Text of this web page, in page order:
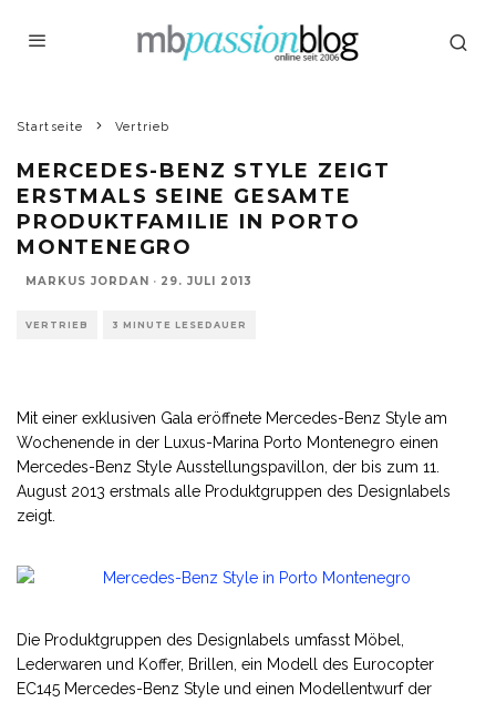
Startseite Vertrieb
MERCEDES-BENZ STYLE ZEIGT
ERSTMALS SEINE GESAMTE
PRODUKTFAMILIE IN PORTO
MONTENEGRO
MARKUS JORDAN · 29. JULI 2013
VERTRIEB 3 MINUTE LESEDAUER
Mit einer exklusiven Gala eröffnete Mercedes-Benz Style am
Wochenende in der Luxus-Marina Porto Montenegro einen
Mercedes-Benz Style Ausstellungspavillon, der bis zum 11.
August 2013 erstmals alle Produktgruppen des Designlabels
zeigt.
Die Produktgruppen des Designlabels umfasst Möbel,
Lederwaren und Koffer, Brillen, ein Modell des Eurocopter
EC145 Mercedes-Benz Style und einen Modellentwurf der